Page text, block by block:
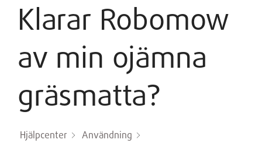
Klarar Robomow
av min ojämna
gräsmatta?
Hjälpcenter
Användning